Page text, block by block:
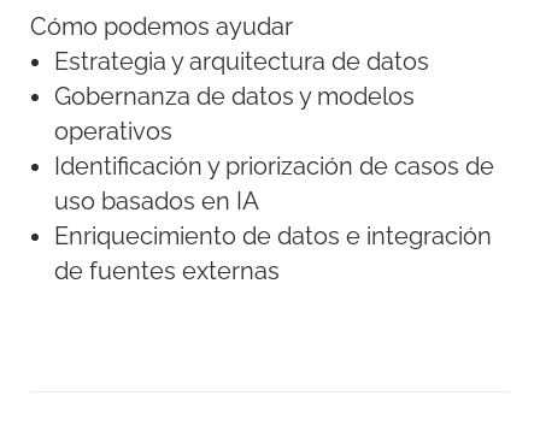
Cómo podemos ayudar
Estrategia y arquitectura de datos
Gobernanza de datos y modelos
operativos
Identificación y priorización de casos de
uso basados en IA
Enriquecimiento de datos e integración
de fuentes externas